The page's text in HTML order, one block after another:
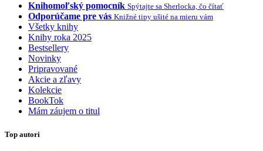
Knihomoľský pomocník Spýtajte sa Sherlocka, čo čítať
Odporúčame pre vás Knižné tipy ušité na mieru vám
Všetky knihy
Knihy roka 2025
Bestsellery
Novinky
Pripravované
Akcie a zľavy
Kolekcie
BookTok
Mám záujem o titul
Top autori